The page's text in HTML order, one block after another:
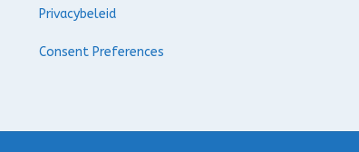
Privacybeleid
Consent Preferences